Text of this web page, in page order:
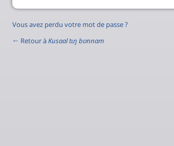
Vous avez perdu votre mot de passe ?
← Retour àKusaal tɩŋ bʋnnam